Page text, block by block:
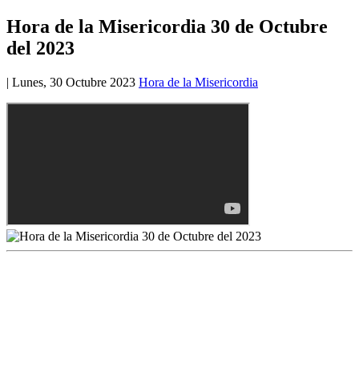
Hora de la Misericordia 30 de Octubre
del 2023
| Lunes, 30 Octubre 2023 Hora de la Misericordia